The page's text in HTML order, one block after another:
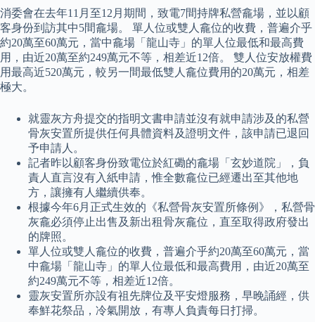
消委會在去年11月至12月期間，致電7間持牌私營龕場，並以顧
客身份到訪其中5間龕場。 單人位或雙人龕位的收費，普遍介乎
約20萬至60萬元，當中龕場「龍山寺」的單人位最低和最高費
用，由近20萬至約249萬元不等，相差近12倍。 雙人位安放權費
用最高近520萬元，較另一間最低雙人龕位費用的20萬元，相差
極大。
就靈灰方舟提交的指明文書申請並沒有就申請涉及的私營
骨灰安置所提供任何具體資料及證明文件，該申請已退回
予申請人。
記者昨以顧客身份致電位於紅磡的龕場「玄妙道院」，負
責人直言沒有入紙申請，惟全數龕位已經遷出至其他地
方，讓擁有人繼續供奉。
根據今年6月正式生效的《私營骨灰安置所條例》，私營骨
灰龕必須停止出售及新出租骨灰龕位，直至取得政府發出
的牌照。
單人位或雙人龕位的收費，普遍介乎約20萬至60萬元，當
中龕場「龍山寺」的單人位最低和最高費用，由近20萬至
約249萬元不等，相差近12倍。
靈灰安置所亦設有祖先牌位及平安燈服務，早晚誦經，供
奉鮮花祭品，冷氣開放，有專人負責每日打掃。